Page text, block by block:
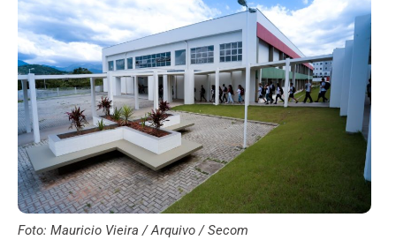
Foto: Mauricio Vieira / Arquivo / Secom